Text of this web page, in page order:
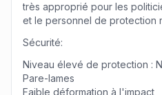
très approprié pour les
et le personnel de protection
Sécurité:
Niveau élevé de protection :
Pare-lames
Faible déformation à l'impact